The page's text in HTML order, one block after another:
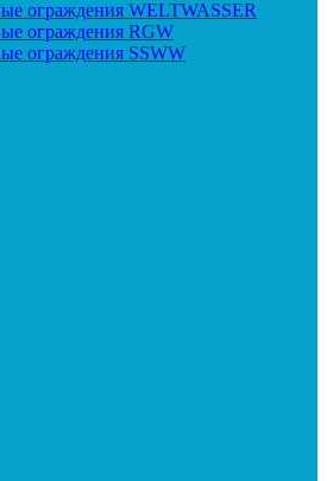
ограждения WELTWASSER
ограждения RGW
ограждения SSWW